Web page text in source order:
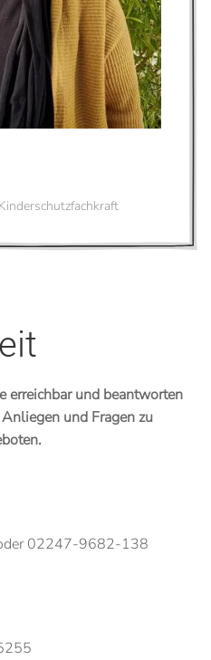
erreichbar und beantworten
und Fragen zu
02247-9682-138